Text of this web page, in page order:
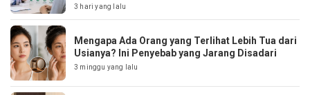
3 hari yang lalu
Mengapa Ada Orang yang Terlihat Lebih Tua dari
Usianya? Ini Penyebab yang Jarang Disadari
3 minggu yang lalu